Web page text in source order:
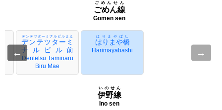
ごめん線
ごめんせん
Gomen sen
←
デンテツターミ
ナルビル前
デンテツターミナルビルまえ
Dentetsu Tāminaru
Biru Mae
はりまや橋
はりまやばし
Harimayabashi →
伊野線
いのせん
Ino sen